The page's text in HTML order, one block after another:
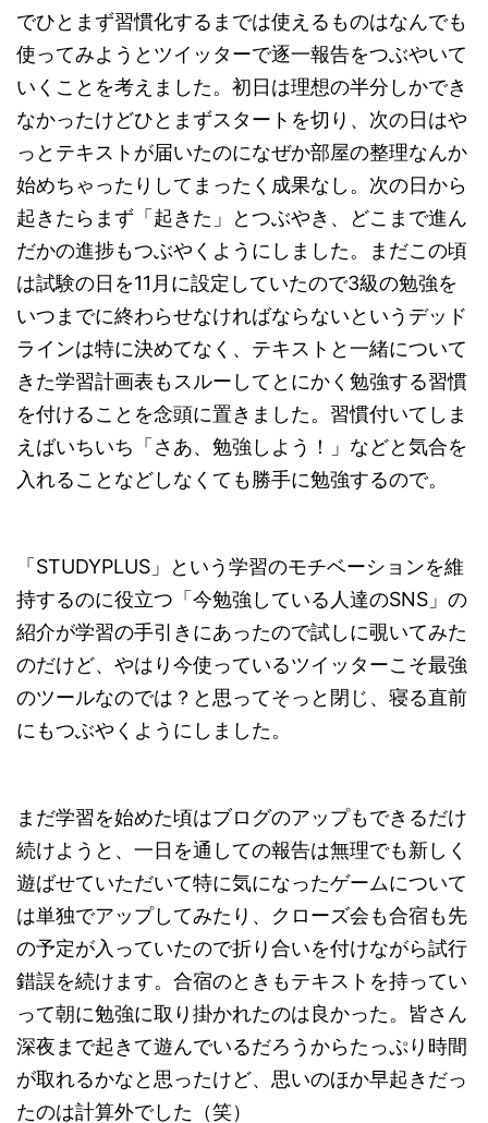
でひとまず習慣化するまでは使えるものはなんでも
使ってみようとツイッターで逐一報告をつぶやいて
いくことを考えました。初日は理想の半分しかでき
なかったけどひとまずスタートを切り、次の日はや
っとテキストが届いたのになぜか部屋の整理なんか
始めちゃったりしてまったく成果なし。次の日から
起きたらまず「起きた」とつぶやき、どこまで進ん
だかの進捗もつぶやくようにしました。まだこの頃
は試験の日を11月に設定していたので3級の勉強を
いつまでに終わらせなければならないというデッド
ラインは特に決めてなく、テキストと一緒について
きた学習計画表もスルーしてとにかく勉強する習慣
を付けることを念頭に置きました。習慣付いてしま
えばいちいち「さあ、勉強しよう！」などと気合を
入れることなどしなくても勝手に勉強するので。
「STUDYPLUS」という学習のモチベーションを維
持するのに役立つ「今勉強している人達のSNS」の
紹介が学習の手引きにあったので試しに覗いてみた
のだけど、やはり今使っているツイッターこそ最強
のツールなのでは？と思ってそっと閉じ、寝る直前
にもつぶやくようにしました。
まだ学習を始めた頃はブログのアップもできるだけ
続けようと、一日を通しての報告は無理でも新しく
遊ばせていただいて特に気になったゲームについて
は単独でアップしてみたり、クローズ会も合宿も先
の予定が入っていたので折り合いを付けながら試行
錯誤を続けます。合宿のときもテキストを持ってい
って朝に勉強に取り掛かれたのは良かった。皆さん
深夜まで起きて遊んでいるだろうからたっぷり時間
が取れるかなと思ったけど、思いのほか早起きだっ
たのは計算外でした（笑）